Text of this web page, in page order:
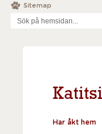
Sitemap
Katitsi
Har åkt hem